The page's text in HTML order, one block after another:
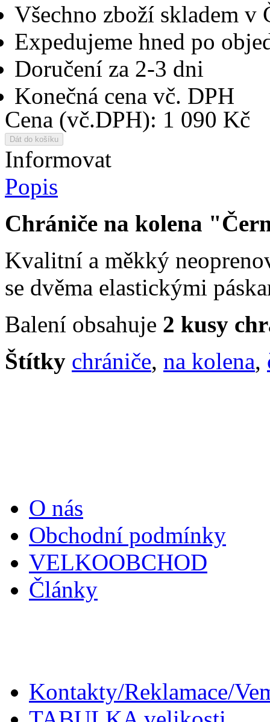
Všechno zboží skladem v
Expedujeme hned po
Doručení za 2-3 dni
Konečná cena vč. DPH
Cena (vč.DPH): 1 090 Kč
Informovat
Popis
Chrániče na kolena
Kvalitní a měkký
se dvěma elastickými
Balení obsahuje 2 kusy
Štítky chrániče, na kolena,
O nás
Obchodní podmínky
VELKOOBCHOD
Články
Kontakty/Reklamace/